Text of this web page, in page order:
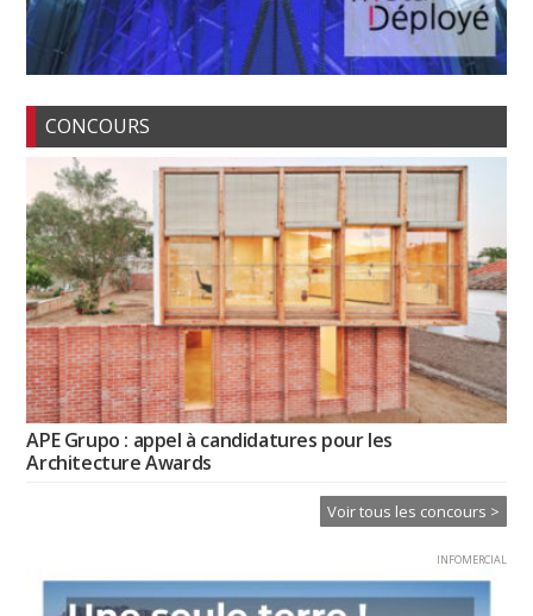
CONCOURS
APE Grupo : appel à candidatures pour les
Architecture Awards
Voir tous les concours >
INFOMERCIAL